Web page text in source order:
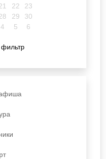
22
23
29
30
4 5 6